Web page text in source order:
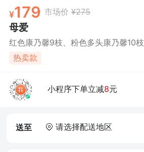
179 市场价 ¥275
母爱
红色康乃馨9枝、粉色多头康乃馨10枝
热卖款
小程序下单立减8元
送至 请选择配送地区